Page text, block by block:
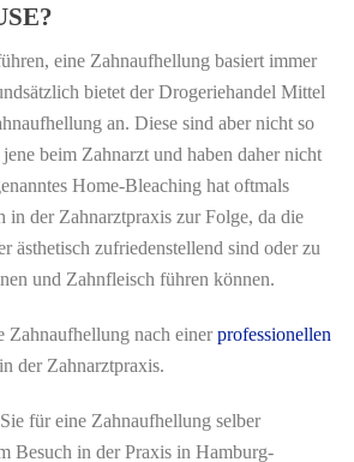
eine Zahnaufhellung basiert immer
bietet der Drogeriehandel Mittel
an. Diese sind aber nicht so
beim Zahnarzt und haben daher nicht
Home-Bleaching hat oftmals
in der Zahnarztpraxis zur Folge, da die
ästhetisch zufriedenstellend sind oder zu
und Zahnfleisch führen können.
Zahnaufhellung nach einerprofessionellen
der Zahnarztpraxis.
für eine Zahnaufhellung selber
Besuch in der Praxis in Hamburg-